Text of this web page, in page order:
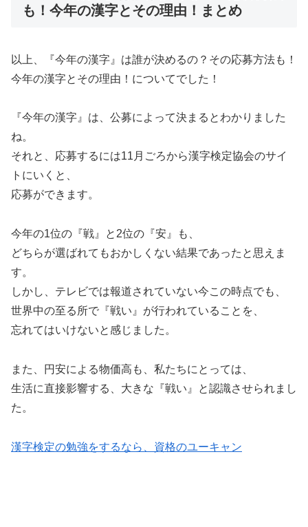
も！今年の漢字とその理由！まとめ
以上、『今年の漢字』は誰が決めるの？その応募方法も！
今年の漢字とその理由！についてでした！
『今年の漢字』は、公募によって決まるとわかりました
ね。
それと、応募するには11月ごろから漢字検定協会のサイ
トにいくと、
応募ができます。
今年の1位の『戦』と2位の『安』も、
どちらが選ばれてもおかしくない結果であったと思えま
す。
しかし、テレビでは報道されていない今この時点でも、
世界中の至る所で『戦い』が行われていることを、
忘れてはいけないと感じました。
また、円安による物価高も、私たちにとっては、
生活に直接影響する、大きな『戦い』と認識させられまし
た。
漢字検定の勉強をするなら、資格のユーキャン